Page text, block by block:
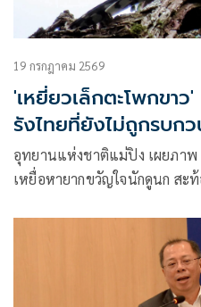
19 กรกฎาคม 2569
'เหยี่ยวเล็กตะโพกขา
รังไทยที่ยังไม่ถูกรบก
อุทยานแห่งชาติแม่ปิง เผยภาพ
เหยื่อหายากขวัญใจนักดูนก สะ